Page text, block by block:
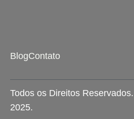
BlogContato
Todos os Direitos
2025.